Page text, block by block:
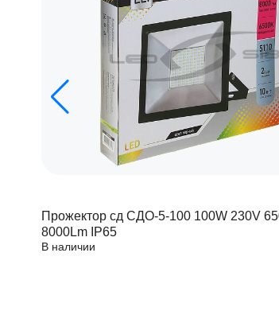
Прожектор сд СДО-5-100 100W 230V
8000Lm IP65
В наличии